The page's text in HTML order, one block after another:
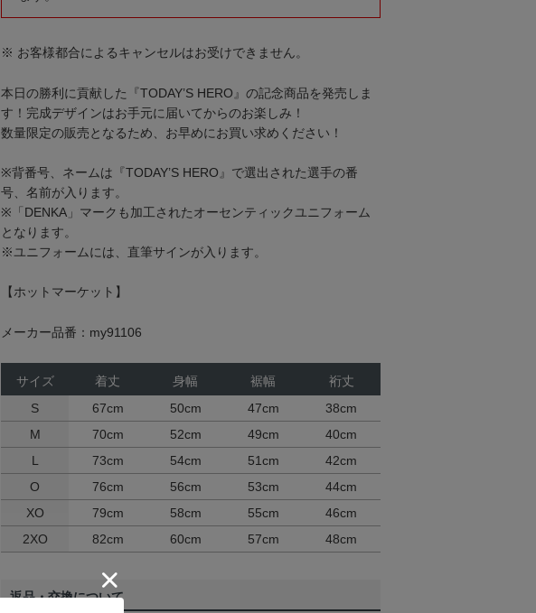
※ お客様都合によるキャンセルはお受けできません。
本日の勝利に貢献した『TODAY’S HERO』の記念商品を発売しま
す！完成デザインはお手元に届いてからのお楽しみ！
数量限定の販売となるため、お早めにお買い求めください！
※背番号、ネームは『TODAY’S HERO』で選出された選手の番
号、名前が入ります。
※「DENKA」マークも加工されたオーセンティックユニフォーム
となります。
※ユニフォームには、直筆サインが入ります。
【ホットマーケット】
メーカー品番：my91106
サイズ 着丈 身幅 裾幅
裄丈
S
67cm 50cm 47cm
38cm
M
70cm 52cm 49cm
40cm
L
73cm 54cm 51cm
42cm
O
76cm 56cm 53cm
44cm
XO
79cm 58cm 55cm
46cm
2XO
82cm 60cm 57cm 48cm
返品・交換について